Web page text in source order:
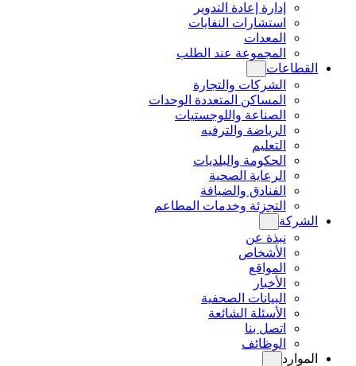
إدارة إعادة التدوير
استشارات النفايات
المعدات
المجموعة عند الطلب
القطاعات
الشركات والتجارة
المساكن المتعددة الوحدات
الصناعة واللوجستيات
الرياضة والترفيه
التعليم
الحكومة والبلديات
الرعاية الصحية
الفنادق والضيافة
التجزئة وخدمات المطاعم
الشركة
نبذة عن
الأشخاص
المواقع
الأخبار
البيانات الصحفية
الأسئلة الشائعة
اتصل بنا
الوظائف
الموارد